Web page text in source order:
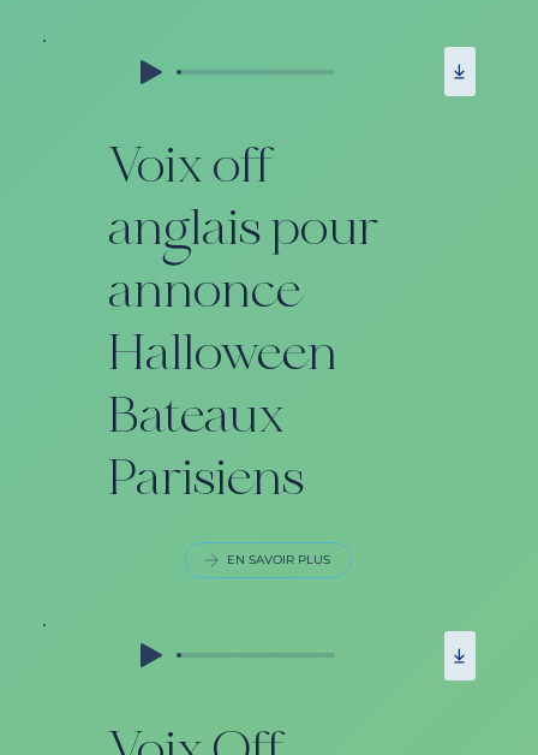
Voix off
anglais pour
annonce
Halloween
Bateaux
Parisiens
EN SAVOIR PLUS